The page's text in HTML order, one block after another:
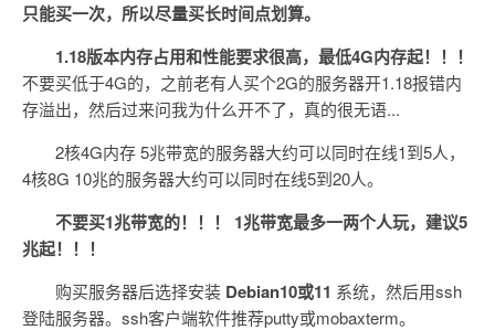
只能买一次，所以尽量买长时间点划算。
1.18版本内存占用和性能要求很高，最低4G内存起！！！
不要买低于4G的，之前老有人买个2G的服务器开1.18报错内
存溢出，然后过来问我为什么开不了，真的很无语...
2核4G内存 5兆带宽的服务器大约可以同时在线1到5人，
4核8G 10兆的服务器大约可以同时在线5到20人。
不要买1兆带宽的！！！ 1兆带宽最多一两个人玩，建议5
兆起！！！
购买服务器后选择安装 Debian10或11 系统，然后用ssh
登陆服务器。ssh客户端软件推荐putty或mobaxterm。